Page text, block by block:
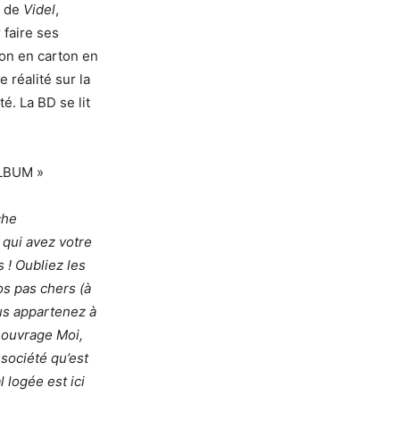
de Videl,
faire ses
en carton en
réalité sur la
La BD se lit
»
avez votre
! Oubliez les
pas chers (à
appartenez à
Moi,
qu’est
logée est ici